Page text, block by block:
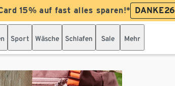
15% auf fast alles sparen!* DANKE26
Sport Wäsche Schlafen Sale Mehr